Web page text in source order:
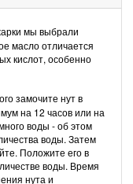
мы выбрали
масло отличается
кислот, особенно
замочите нут в
на 12 часов или на
воды - об этом
воды. Затем
Положите его в
воды. Время
нута и